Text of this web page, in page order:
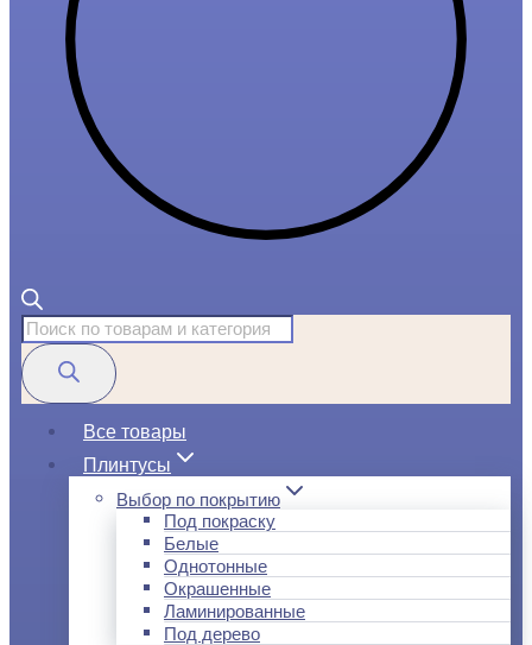
Поиск
товаров
Все товары
Плинтусы
Выбор по покрытию
Под покраску
Белые
Однотонные
Окрашенные
Ламинированные
Под дерево